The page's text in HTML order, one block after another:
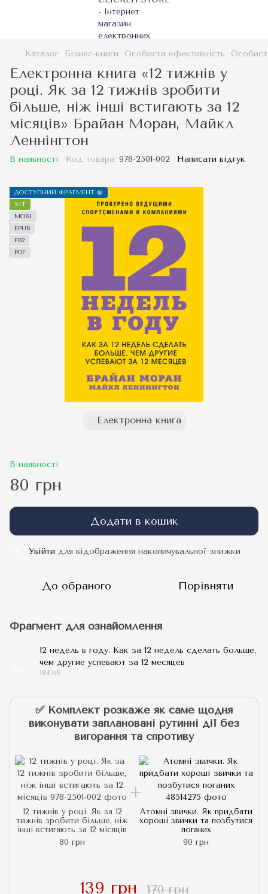
Каталог Бізнес-книги Особиста ефективність
Електронна книга «12 тижнів у
році. Як за 12 тижнів зробити
більше, ніж інші встигають за 12
місяців» Брайан Моран, Майкл
Леннінгтон
В наявності Код товара: 978-2501-002 Написати відгук
ДОСТУПНИЙ ФРАГМЕНТ 📖
ХІТ
MOBI
EPUB
FB2
PDF
Електронна книга
В наявності
80 грн
Додати в кошик
Увійти для відображення накопичувальної знижки
До обраного Порівняти
Фрагмент для ознайомлення
12 недель в году. Как за 12 недель сделать больше,
чем другие успевают за 12 месяцев
184 КБ
✅ Комплект розкаже як саме щодня
виконувати заплановані рутинні дії без
вигорання та спротиву
12 тижнів у році. Як за 12
тижнів зробити більше, ніж
інші встигають за 12 місяців
80 грн
Атомні звички. Як придбати
хороші звички та позбутися
поганих
90 грн
139 грн 170 грн